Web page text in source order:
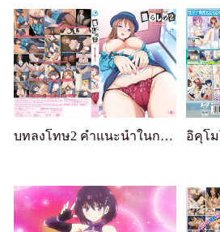
บทลงโทษ2 คำแนะนำในการผสมพันธ์